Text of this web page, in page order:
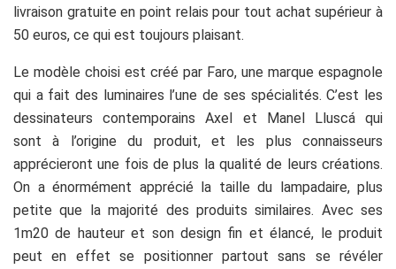
livraison gratuite en point relais pour tout achat supérieur à
50 euros, ce qui est toujours plaisant.
Le modèle choisi est créé par Faro, une marque espagnole
qui a fait des luminaires l’une de ses spécialités. C’est les
dessinateurs contemporains Axel et Manel Lluscá qui
sont à l’origine du produit, et les plus connaisseurs
apprécieront une fois de plus la qualité de leurs créations.
On a énormément apprécié la taille du lampadaire, plus
petite que la majorité des produits similaires. Avec ses
1m20 de hauteur et son design fin et élancé, le produit
peut en effet se positionner partout sans se révéler